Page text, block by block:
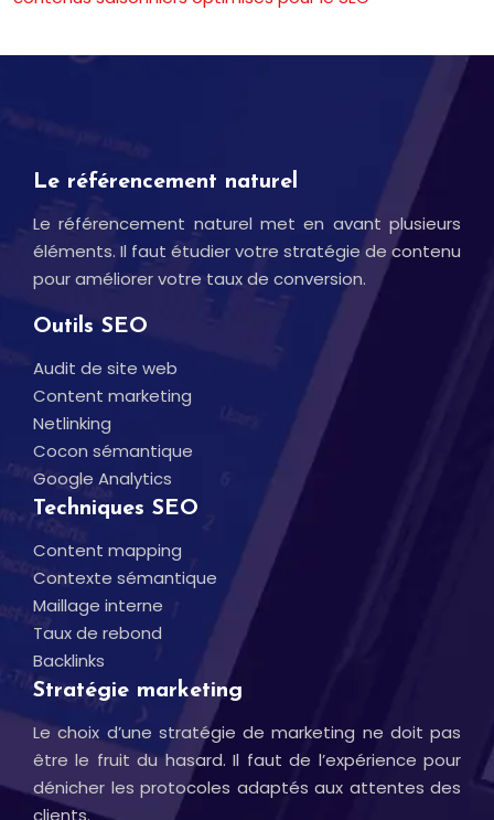
Le référencement naturel
Le référencement naturel met en avant plusieurs
éléments. Il faut étudier votre stratégie de contenu
pour améliorer votre taux de conversion.
Outils SEO
Audit de site web
Content marketing
Netlinking
Cocon sémantique
Google Analytics
Techniques SEO
Content mapping
Contexte sémantique
Maillage interne
Taux de rebond
Backlinks
Stratégie marketing
Le choix d’une stratégie de marketing ne doit pas
être le fruit du hasard. Il faut de l’expérience pour
dénicher les protocoles adaptés aux attentes des
clients.